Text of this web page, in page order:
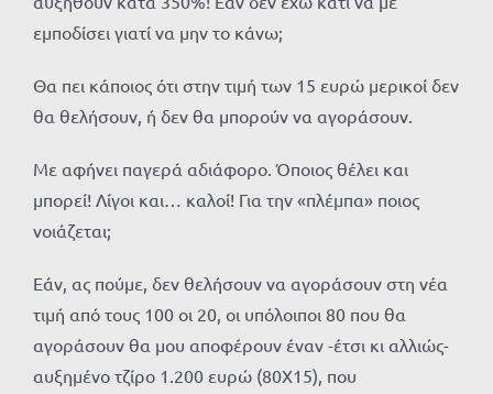
εμποδίσει γιατί να μην το κάνω;
Θα πει κάποιος ότι στην τιμή των 15 ευρώ μερικοί δεν
θα θελήσουν, ή δεν θα μπορούν να αγοράσουν.
Με αφήνει παγερά αδιάφορο. Όποιος θέλει και
μπορεί! Λίγοι και… καλοί! Για την «πλέμπα» ποιος
νοιάζεται;
Εάν, ας πούμε, δεν θελήσουν να αγοράσουν στη νέα
τιμή από τους 100 οι 20, οι υπόλοιποι 80 που θα
αγοράσουν θα μου αποφέρουν έναν -έτσι κι αλλιώς-
αυξημένο τζίρο 1.200 ευρώ (80Χ15), που